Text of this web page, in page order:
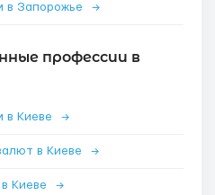
в Запорожье →
профессии в
в Киеве →
в Киеве →
Киеве →